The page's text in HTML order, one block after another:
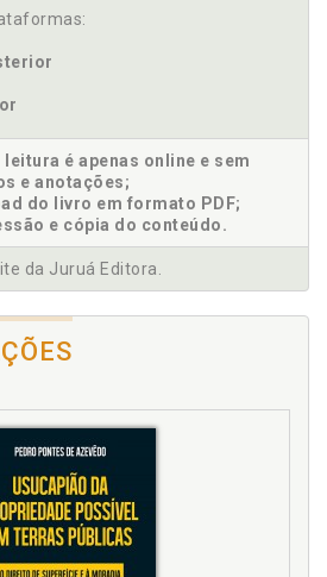
do Cone Sul e a
p. 109
entre a jurisprudência
transição e a jurisprudência dos
do CONE e da Corte
Humanos, p. 85
de Direitos Humanos. Justiça
jurisprudência dos Tribunais
CONE e da Corte Interamericana
p. 85
Emergência do conceito
e de crimes contra a
de regimes autoritários
na Europa e na América Latina, p.
brasileira, p. 52
é apenas online e sem
e anotações;
do livro em formato PDF;
e cópia do conteúdo.
da Juruá Editora.